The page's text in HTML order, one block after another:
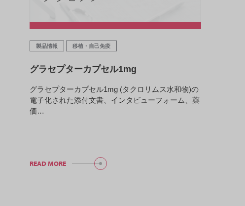
製品情報 移植・自己免疫
グラセプターカプセル1mg
グラセプターカプセル1mg (タクロリムス水和物)の
電子化された添付文書、インタビューフォーム、薬
価…
READ MORE